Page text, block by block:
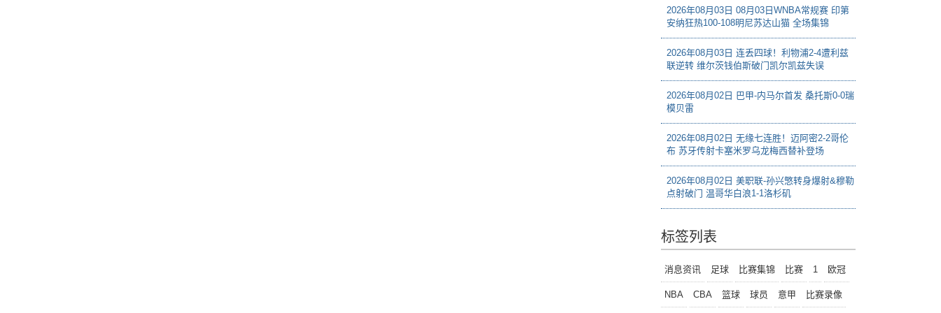
2026年08月03日 08月03日WNBA常规赛 印第
安纳狂热100-108明尼苏达山猫 全场集锦
2026年08月03日 连丢四球！利物浦2-4遭利兹
联逆转 维尔茨钱伯斯破门凯尔凯兹失误
2026年08月02日 巴甲-内马尔首发 桑托斯0-0瑞
模贝雷
2026年08月02日 无缘七连胜！迈阿密2-2哥伦
布 苏牙传射卡塞米罗乌龙梅西替补登场
2026年08月02日 美职联-孙兴慜转身爆射&穆勒
点射破门 温哥华白浪1-1洛杉矶
标签列表
消息资讯 足球 比赛集锦 比赛 1 欧冠
NBA CBA 篮球 球员 意甲 比赛录像